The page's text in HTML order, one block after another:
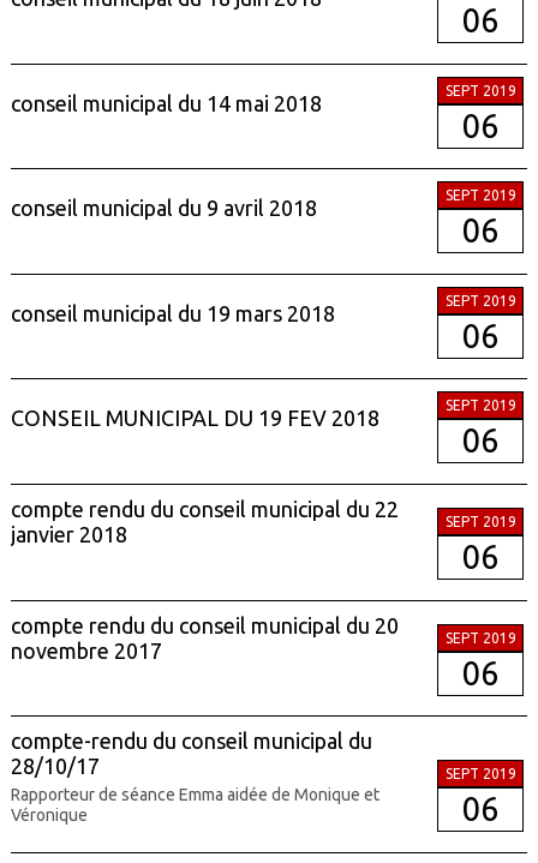
06
conseil municipal du 14 mai 2018
SEPT 2019
06
conseil municipal du 9 avril 2018
SEPT 2019
06
conseil municipal du 19 mars 2018
SEPT 2019
06
CONSEIL MUNICIPAL DU 19 FEV 2018
SEPT 2019
06
compte rendu du conseil municipal du 22
janvier 2018
SEPT 2019
06
compte rendu du conseil municipal du 20
novembre 2017
SEPT 2019
06
compte-rendu du conseil municipal du
28/10/17
Rapporteur de séance Emma aidée de Monique et
Véronique
SEPT 2019
06